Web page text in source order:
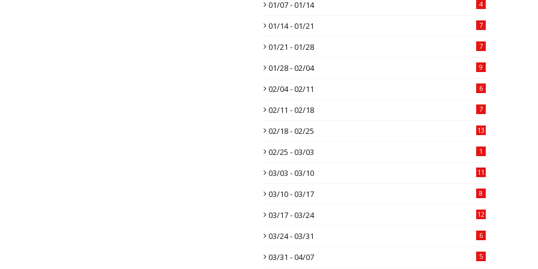
01/07 - 01/14 4
01/14 - 01/21 7
01/21 - 01/28 7
01/28 - 02/04 9
02/04 - 02/11 6
02/11 - 02/18 7
02/18 - 02/25 13
02/25 - 03/03 1
03/03 - 03/10 11
03/10 - 03/17 8
03/17 - 03/24 12
03/24 - 03/31 6
03/31 - 04/07 5